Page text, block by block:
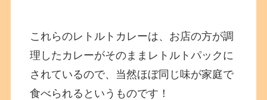
これらのレトルトカレーは、お店の方が調
理したカレーがそのままレトルトパックに
されているので、当然ほぼ同じ味が家庭で
食べられるというものです！